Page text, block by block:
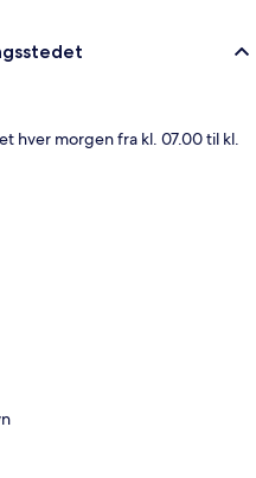
hver morgen fra kl. 07.00 til kl.